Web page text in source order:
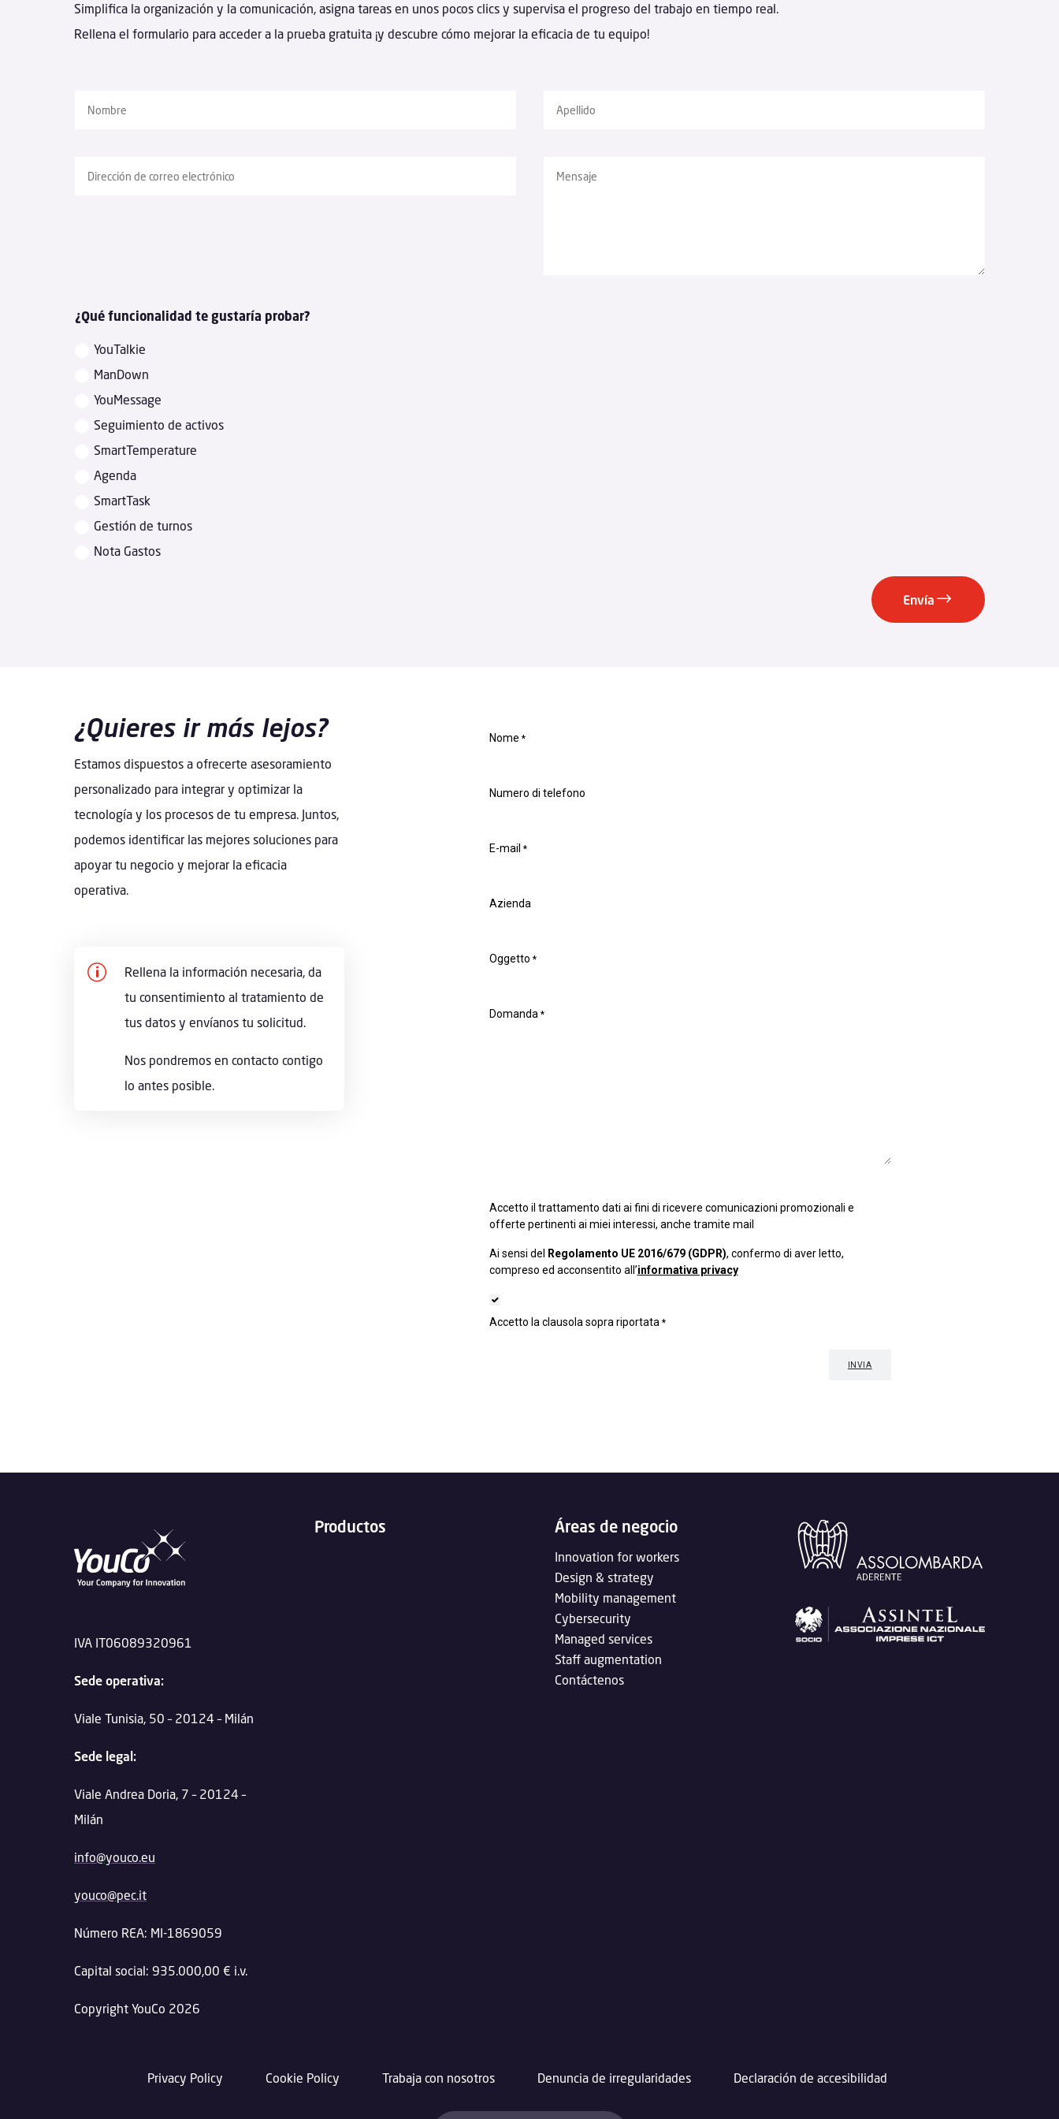
Simplifica la organización y la comunicación, asigna tareas en unos pocos clics y supervisa el progreso del trabajo en tiempo real.
Rellena el formulario para acceder a la prueba gratuita ¡y descubre cómo mejorar la eficacia de tu equipo!
¿Qué funcionalidad te gustaría probar?
YouTalkie
ManDown
YouMessage
Seguimiento de activos
SmartTemperature
Agenda
SmartTask
Gestión de turnos
Nota Gastos
Envía
¿Quieres ir más lejos?
Estamos dispuestos a ofrecerte asesoramiento
personalizado para integrar y optimizar la
tecnología y los procesos de tu empresa. Juntos,
podemos identificar las mejores soluciones para
apoyar tu negocio y mejorar la eficacia
operativa.
p
Rellena la información necesaria, da
tu consentimiento al tratamiento de
tus datos y envíanos tu solicitud.
Nos pondremos en contacto contigo
lo antes posible.
IVA IT06089320961
Sede operativa:
Viale Tunisia, 50 – 20124 – Milán
Sede legal:
Viale Andrea Doria, 7 – 20124 –
Milán
info@youco.eu
youco@pec.it
Número REA: MI-1869059
Capital social: 935.000,00 € i.v.
Copyright YouCo 2026
Productos Áreas de negocio
Innovation for workers
Design & strategy
Mobility management
Cybersecurity
Managed services
Staff augmentation
Contáctenos
Privacy Policy Cookie Policy Trabaja con nosotros Denuncia de irregularidades Declaración de accesibilidad